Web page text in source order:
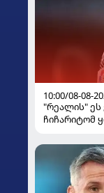
10:00/08-08-
"რეალის" ეს
ჩიჩარიტომ